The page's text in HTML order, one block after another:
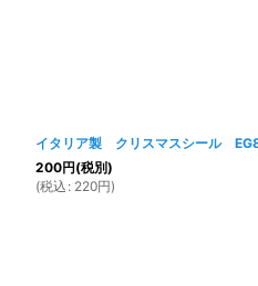
イタリア製 クリスマスシール
200円(税別)
(税込 : 220円)